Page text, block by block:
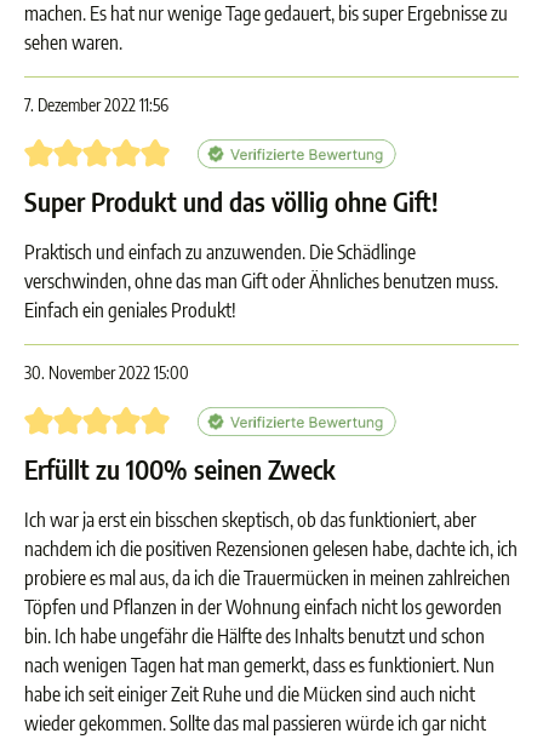
machen. Es hat nur wenige Tage gedauert, bis super Ergebnisse zu
sehen waren.
7. Dezember 2022 11:56
Bewertung mit 5 von 5 Sternen
Super Produkt und das völlig ohne Gift!
Praktisch und einfach zu anzuwenden. Die Schädlinge
verschwinden, ohne das man Gift oder Ähnliches benutzen muss.
Einfach ein geniales Produkt!
30. November 2022 15:00
Bewertung mit 5 von 5 Sternen
Erfüllt zu 100% seinen Zweck
Ich war ja erst ein bisschen skeptisch, ob das funktioniert, aber
nachdem ich die positiven Rezensionen gelesen habe, dachte ich, ich
probiere es mal aus, da ich die Trauermücken in meinen zahlreichen
Töpfen und Pflanzen in der Wohnung einfach nicht los geworden
bin. Ich habe ungefähr die Hälfte des Inhalts benutzt und schon
nach wenigen Tagen hat man gemerkt, dass es funktioniert. Nun
habe ich seit einiger Zeit Ruhe und die Mücken sind auch nicht
wieder gekommen. Sollte das mal passieren würde ich gar nicht